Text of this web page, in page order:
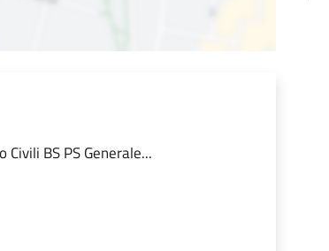
BS PS Generale...